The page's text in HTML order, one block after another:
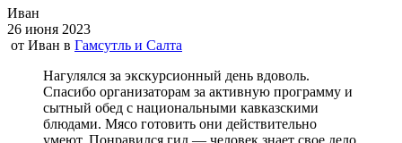
Иван
26 июня 2023
от Иван в Гамсутль и Салта
Нагулялся за экскурсионный день вдоволь.
Спасибо организаторам за активную программу и
сытный обед с национальными кавказскими
блюдами. Мясо готовить они действительно
умеют. Понравился гид — человек знает свое дело